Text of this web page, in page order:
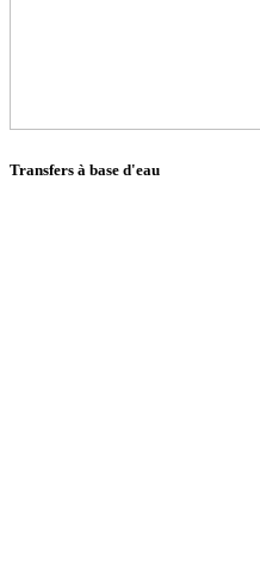
Transfers à base d'eau